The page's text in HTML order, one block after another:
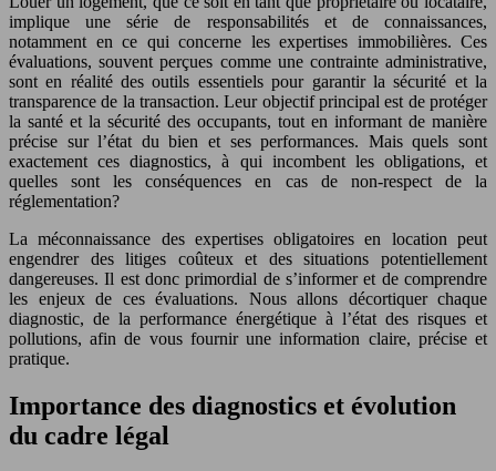
implique une série de responsabilités et de connaissances,
notamment en ce qui concerne les expertises immobilières. Ces
évaluations, souvent perçues comme une contrainte administrative,
sont en réalité des outils essentiels pour garantir la sécurité et la
transparence de la transaction. Leur objectif principal est de protéger
la santé et la sécurité des occupants, tout en informant de manière
précise sur l’état du bien et ses performances. Mais quels sont
exactement ces diagnostics, à qui incombent les obligations, et
quelles sont les conséquences en cas de non-respect de la
réglementation?
La méconnaissance des expertises obligatoires en location peut
engendrer des litiges coûteux et des situations potentiellement
dangereuses. Il est donc primordial de s’informer et de comprendre
les enjeux de ces évaluations. Nous allons décortiquer chaque
diagnostic, de la performance énergétique à l’état des risques et
pollutions, afin de vous fournir une information claire, précise et
pratique.
Importance des diagnostics et évolution
du cadre légal